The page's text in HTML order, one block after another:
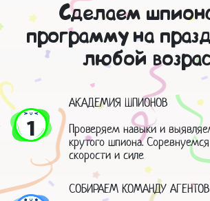
Сделаем
программу на
любой
1
АКАДЕМИЯ ШПИОНОВ
Проверяем навыки и
крутого шпиона.
скорости и силе
СОБИРАЕМ КОМАНДУ АГЕНТОВ